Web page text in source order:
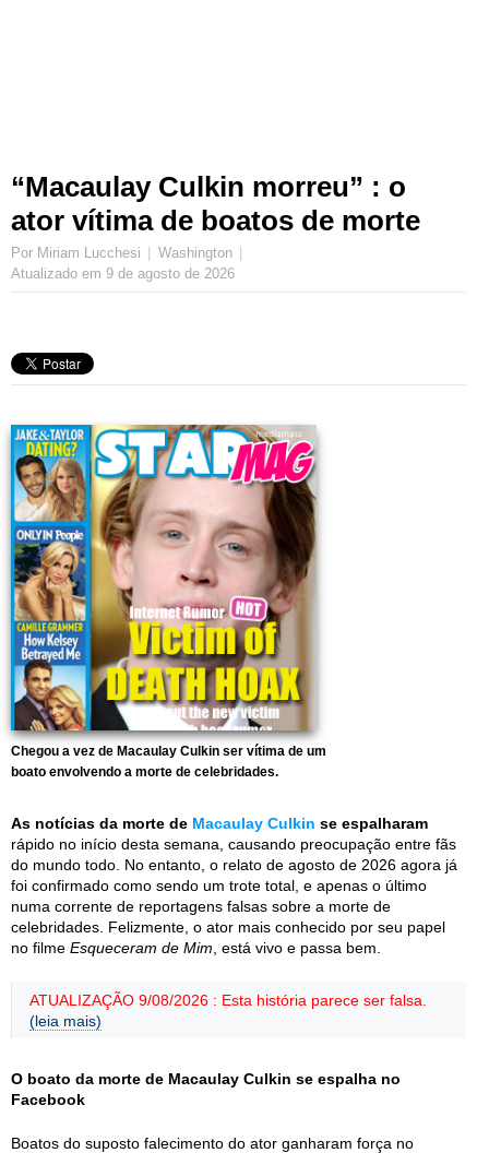
“Macaulay Culkin morreu” : o
ator vítima de boatos de morte
Por Miriam Lucchesi
Washington
Atualizado em 9 de agosto de 2026
Chegou a vez de Macaulay Culkin ser vítima de um
boato envolvendo a morte de celebridades.
As notícias da morte de Macaulay Culkin se espalharam
rápido no início desta semana, causando preocupação entre fãs
do mundo todo. No entanto, o relato de agosto de 2026 agora já
foi confirmado como sendo um trote total, e apenas o último
numa corrente de reportagens falsas sobre a morte de
celebridades. Felizmente, o ator mais conhecido por seu papel
no filme Esqueceram de Mim , está vivo e passa bem.
ATUALIZAÇÃO 9/08/2026 : Esta história parece ser falsa.
(leia mais)
O boato da morte de Macaulay Culkin se espalha no
Facebook
Boatos do suposto falecimento do ator ganharam força no